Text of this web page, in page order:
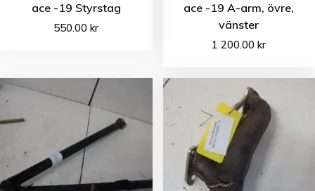
ace -19 Styrstag
550.00kr
ace -19 A-arm, övre,
vänster
1 200.00kr